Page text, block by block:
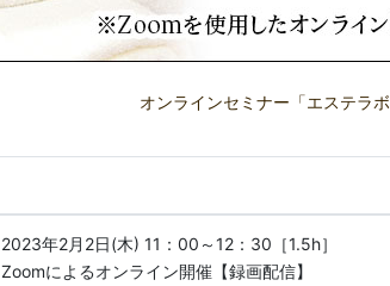
オンラインセミナー「エステラ
2023年2月2日(木) 11：00～12：30［1.5h］
Zoomによるオンライン開催【録画配信】